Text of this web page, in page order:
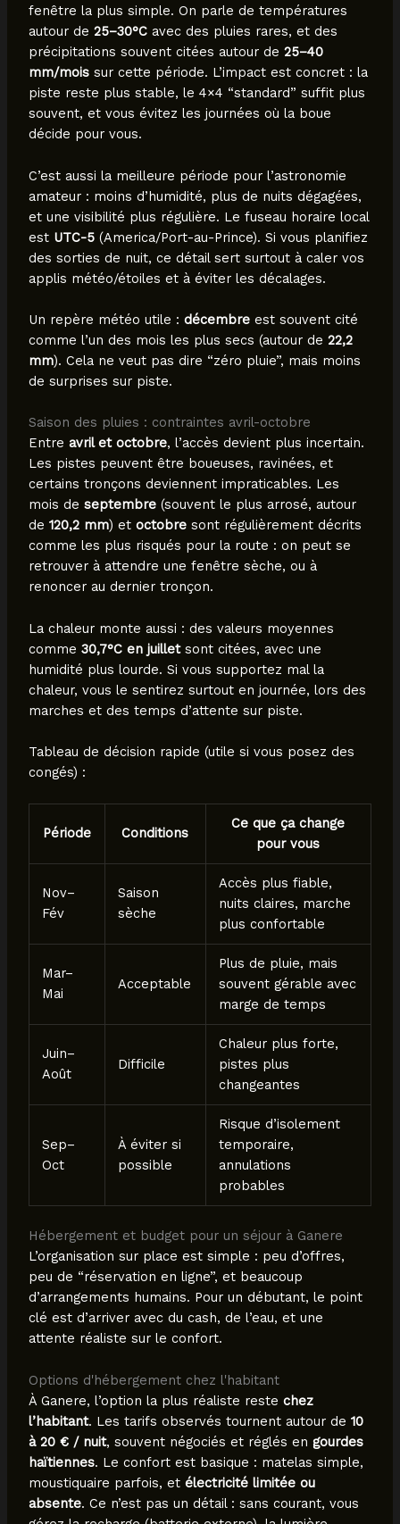
fenêtre la plus simple. On parle de températures
autour de 25–30°Cavec des pluies rares, et des
précipitations souvent citées autour de 25–40
mm/moissur cette période. L’impact est concret : la
piste reste plus stable, le 4×4 “standard” suffit plus
souvent, et vous évitez les journées où la boue
décide pour vous.
C’est aussi la meilleure période pour l’astronomie
amateur : moins d’humidité, plus de nuits dégagées,
et une visibilité plus régulière. Le fuseau horaire local
est UTC-5(America/Port-au-Prince). Si vous planifiez
des sorties de nuit, ce détail sert surtout à caler vos
applis météo/étoiles et à éviter les décalages.
Un repère météo utile : décembreest souvent cité
comme l’un des mois les plus secs (autour de 22,2
mm). Cela ne veut pas dire “zéro pluie”, mais moins
de surprises sur piste.
Saison des pluies : contraintes avril-octobre
Entre avril et octobre, l’accès devient plus incertain.
Les pistes peuvent être boueuses, ravinées, et
certains tronçons deviennent impraticables. Les
mois de septembre(souvent le plus arrosé, autour
de 120,2 mm) et octobresont régulièrement décrits
comme les plus risqués pour la route : on peut se
retrouver à attendre une fenêtre sèche, ou à
renoncer au dernier tronçon.
La chaleur monte aussi : des valeurs moyennes
comme 30,7°C en juilletsont citées, avec une
humidité plus lourde. Si vous supportez mal la
chaleur, vous le sentirez surtout en journée, lors des
marches et des temps d’attente sur piste.
Tableau de décision rapide (utile si vous posez des
congés) :
Période Conditions
Ce que ça change
pour vous
Nov–
Fév
Saison
sèche
Accès plus fiable,
nuits claires, marche
plus confortable
Mar–
Mai
Acceptable
Plus de pluie, mais
souvent gérable avec
marge de temps
Juin–
Août
Difficile
Chaleur plus forte,
pistes plus
changeantes
Sep–
Oct
À éviter si
possible
Risque d’isolement
temporaire,
annulations
probables
Hébergement et budget pour un séjour à Ganere
L’organisation sur place est simple : peu d’offres,
peu de “réservation en ligne”, et beaucoup
d’arrangements humains. Pour un débutant, le point
clé est d’arriver avec du cash, de l’eau, et une
attente réaliste sur le confort.
Options d'hébergement chez l'habitant
À Ganere, l’option la plus réaliste reste chez
l’habitant. Les tarifs observés tournent autour de 10
à 20 € / nuit, souvent négociés et réglés en gourdes
haïtiennes. Le confort est basique : matelas simple,
moustiquaire parfois, et électricité limitée ou
absente. Ce n’est pas un détail : sans courant, vous